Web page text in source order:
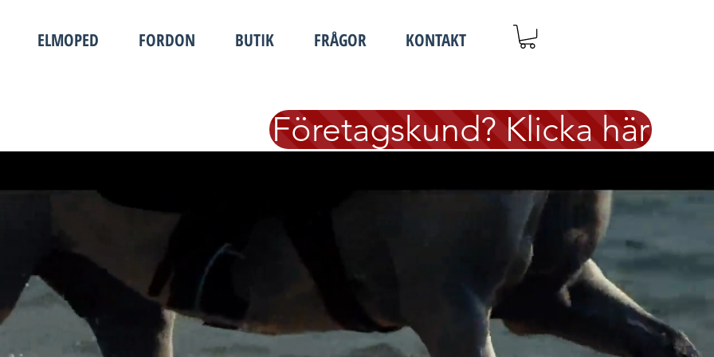
ELMOPED FORDON BUTIK FRÅGOR KONTAKT
Företagskund? Klicka här